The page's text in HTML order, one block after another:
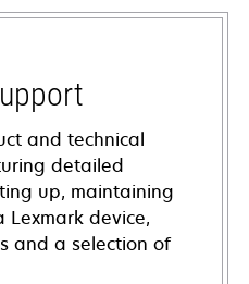
and technical
detailed
up, maintaining
device,
and a selection of